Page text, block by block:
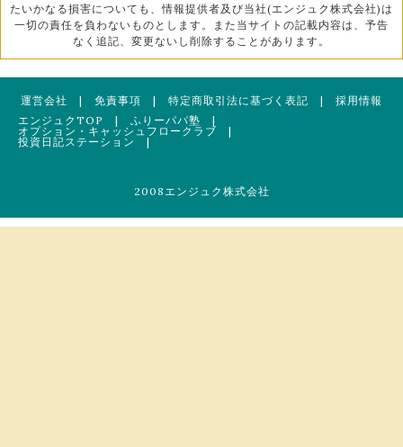
たいかなる損害についても、情報提供者及び当社(エンジュク株式会社)は
一切の責任を負わないものとします。また当サイトの記載内容は、予告
なく追記、変更ないし削除することがあります。
運営会社 | 免責事項 | 特定商取引法に基づく表記 | 採用情報
エンジュクTOP
| ふりーパパ塾 |
オプション・キャッシュフロークラブ |
投資日記ステーション
|
2008エンジュク株式会社